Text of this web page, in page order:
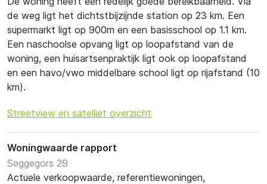
de weg ligt het dichtstbijzijnde station op 23 km. Een
supermarkt ligt op 900m en een basisschool op 1.1 km.
Een naschoolse opvang ligt op loopafstand van de
woning, een huisartsenpraktijk ligt ook op loopafstand
en een havo/vwo middelbare school ligt op rijafstand (10
km).
Streetview en satelliet overzicht
Woningwaarde rapport
Seggegors 29
Actuele verkoopwaarde, referentiewoningen,